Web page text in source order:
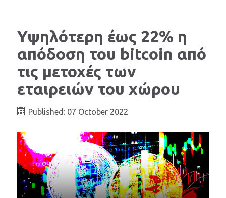
Υψηλότερη έως 22% η
απόδοση του bitcoin από
τις μετοχές των
εταιρειών του χώρου
Published: 07 October 2022